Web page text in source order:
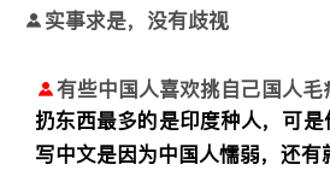
实事求是，没有歧视
有些中国人喜欢挑自己国人毛
扔东西最多的是印度种人，可是
写中文是因为中国人懦弱，还